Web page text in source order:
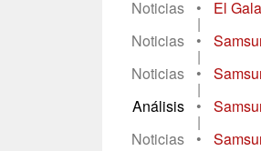
Noticias
• El
|
Noticias
•
|
Noticias
•
|
Análisis
•
|
Noticias
•